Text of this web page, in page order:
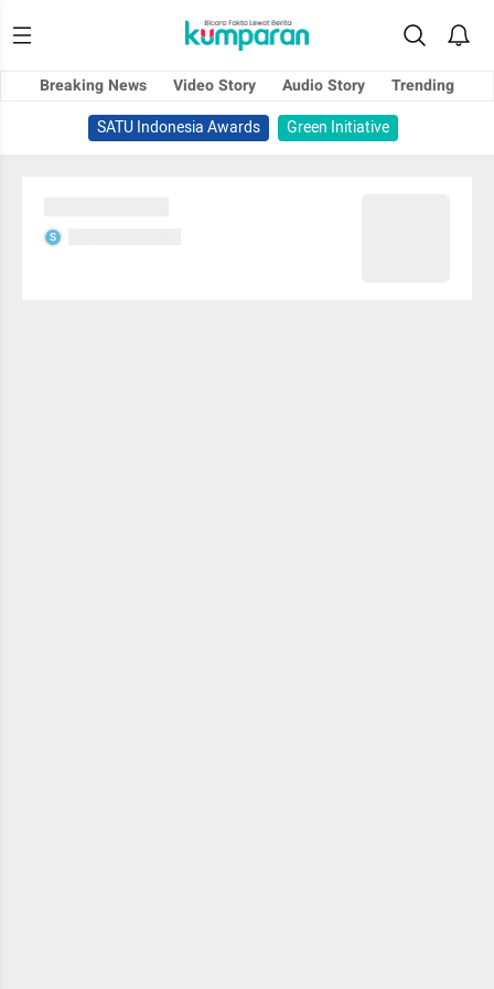
Breaking News Video Story Audio Story
Trending
SATU Indonesia Awards
Green Initiative
S